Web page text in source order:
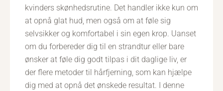
kvinders skønhedsrutine. Det handler ikke kun om
at opnå glat hud, men også om at føle sig
selvsikker og komfortabel i sin egen krop. Uanset
om du forbereder dig til en strandtur eller bare
ønsker at føle dig godt tilpas i dit daglige liv, er
der flere metoder til hårfjerning, som kan hjælpe
dig med at opnå det ønskede resultat. I denne